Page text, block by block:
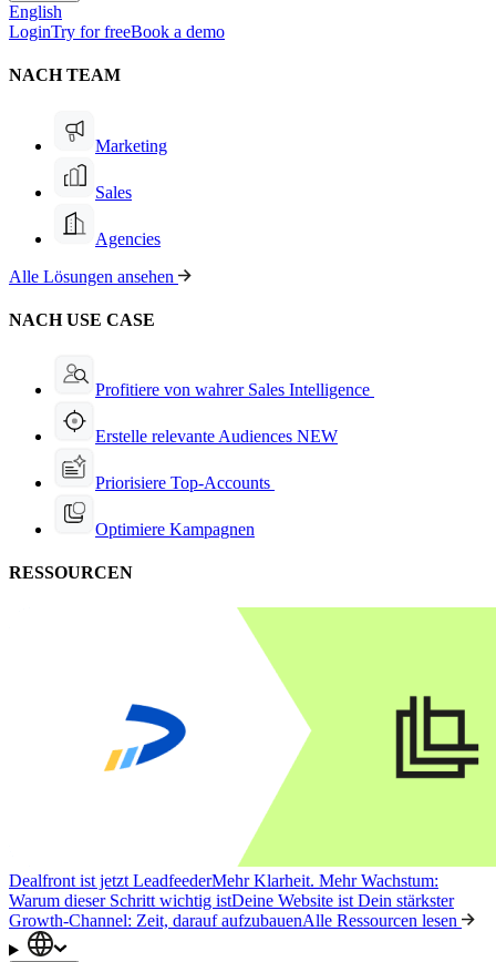
English
LoginTry for freeBook a demo
NACH TEAM
Marketing
Sales
Agencies
Alle Lösungen ansehen
NACH USE CASE
Profitiere von wahrer Sales Intelligence
Erstelle relevante Audiences NEW
Priorisiere Top-Accounts
Optimiere Kampagnen
RESSOURCEN
Dealfront ist jetzt LeadfeederMehr Klarheit. Mehr Wachstum:
Warum dieser Schritt wichtig istDeine Website ist Dein stärkster
Growth-Channel: Zeit, darauf aufzubauenAlle Ressourcen lesen